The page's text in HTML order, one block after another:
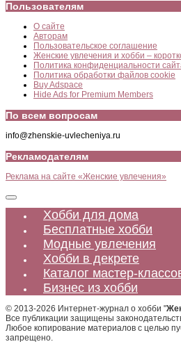
Пользователям
О сайте
Авторам
Пользовательское соглашение
Женские увлечения и хобби –
Политика конфиденциальности
Политика обработки файлов cookie
Buy Adspace
Hide Ads for Premium Members
По всем вопросам
info@zhenskie-uvlecheniya.ru
Рекламодателям
Реклама на сайте «Женские увлечения»
Хобби для дома
Бесплатные хобби
Модные увлечения
Хобби в декрете
Каталог мастер-
Бизнес из хобби
© 2013-2026 Интернет-журнал о хобби "
Все публикации защищены
Любое копирование материалов с целью
запрещено.